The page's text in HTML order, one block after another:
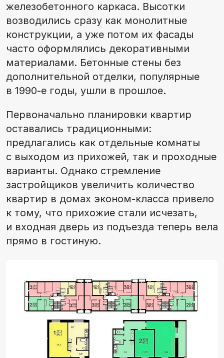
железобетонного каркаса. Высотки
возводились сразу как монолитные
конструкции, а уже потом их фасады
часто оформлялись декоративными
материалами. Бетонные стены без
дополнительной отделки, популярные
в 1990-е годы, ушли в прошлое.
Первоначально планировки квартир
оставались традиционными:
предлагались как отдельные комнаты
с выходом из прихожей, так и проходные
варианты. Однако стремление
застройщиков увеличить количество
квартир в домах эконом-класса привело
к тому, что прихожие стали исчезать,
и входная дверь из подъезда теперь вела
прямо в гостиную.